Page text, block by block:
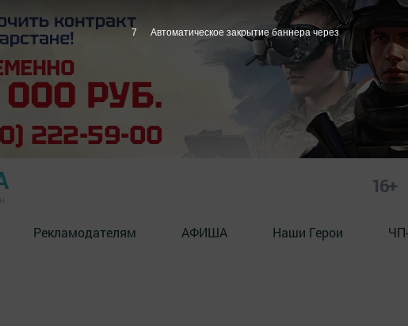
16+
Рекламодателям АФИША Наши Герои
6 Автоматическое закрытие баннера через